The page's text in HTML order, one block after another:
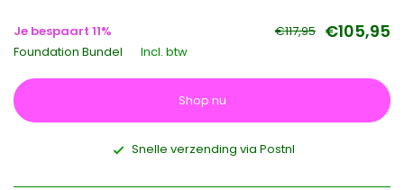
Je bespaart 11% €117,95 €105,95
Foundation Bundel Incl. btw
Shop nu
Snelle verzending via Postnl